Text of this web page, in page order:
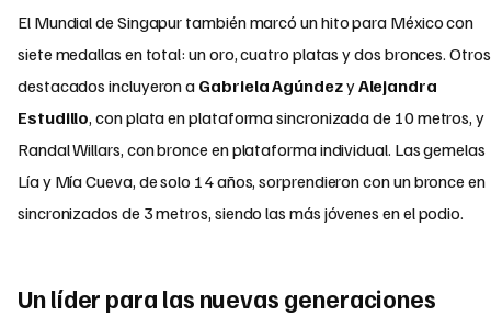
El Mundial de Singapur también marcó un hito para México con
siete medallas en total: un oro, cuatro platas y dos bronces. Otros
destacados incluyeron a Gabriela AgúndezyAlejandra
Estudillo, con plata en plataforma sincronizada de 10 metros, y
Randal Willars, con bronce en plataforma individual. Las gemelas
Lía y Mía Cueva, de solo 14 años, sorprendieron con un bronce en
sincronizados de 3 metros, siendo las más jóvenes en el podio.
Un líder para las nuevas generaciones